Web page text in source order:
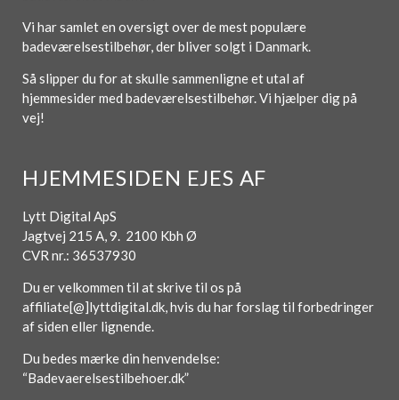
Vi har samlet en oversigt over de mest populære
badeværelsestilbehør, der bliver solgt i Danmark.
Så slipper du for at skulle sammenligne et utal af
hjemmesider med badeværelsestilbehør. Vi hjælper dig på
vej!
HJEMMESIDEN EJES AF
Lytt Digital ApS
Jagtvej 215 A, 9. 2100 Kbh Ø
CVR nr.: 36537930
Du er velkommen til at skrive til os på
affiliate[@]lyttdigital.dk, hvis du har forslag til forbedringer
af siden eller lignende.
Du bedes mærke din henvendelse:
“Badevaerelsestilbehoer.dk”